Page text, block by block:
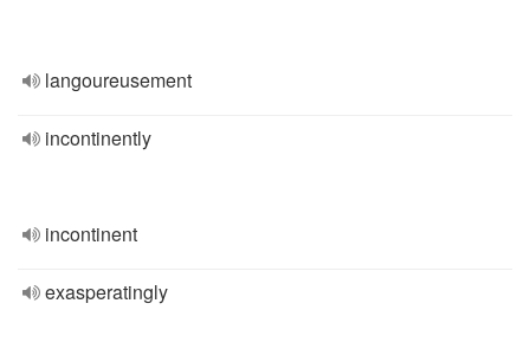
langoureusement
incontinently
incontinent
exasperatingly